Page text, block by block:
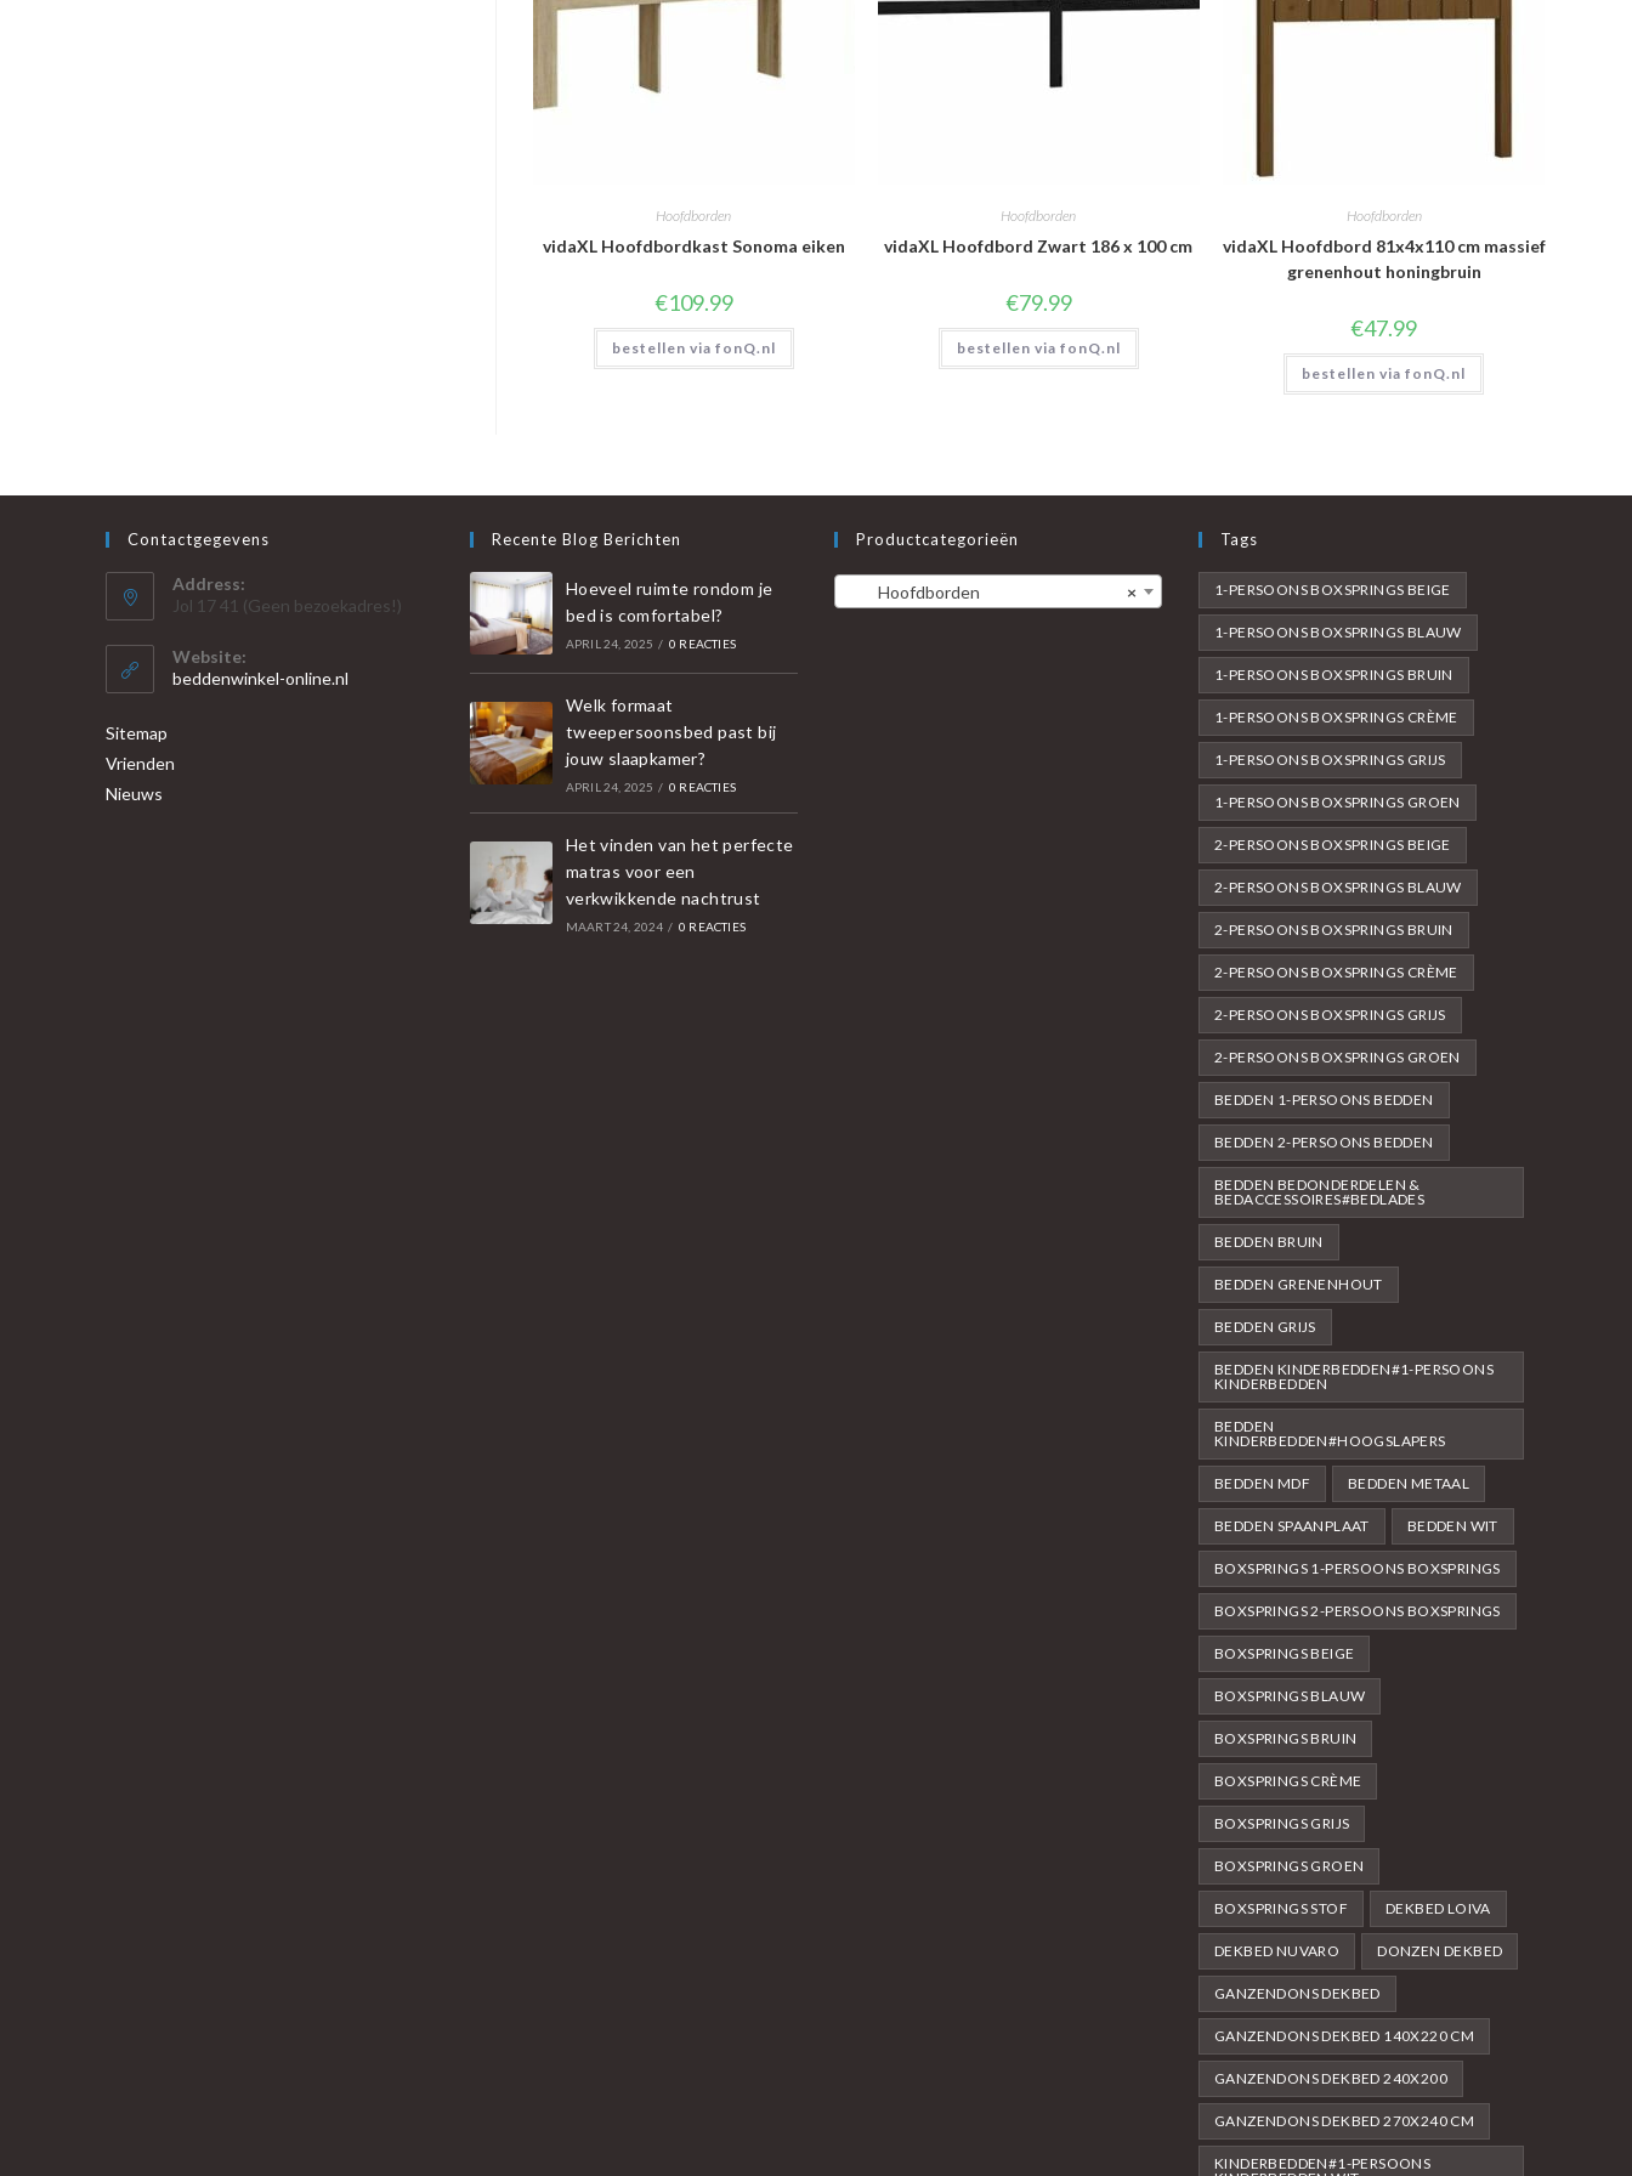
Hoofdborden
vidaXL Hoofdbordkast Sonoma eiken
€109.99
bestellen via fonQ.nl
Hoofdborden
vidaXL Hoofdbord Zwart 186 x 100 cm
€79.99
bestellen via fonQ.nl
Hoofdborden
vidaXL Hoofdbord 81x4x110 cm massief
grenenhout honingbruin
€47.99
bestellen via fonQ.nl
Contactgegevens
Address:
Jol 17 41 (Geen bezoekadres!)
Website:
beddenwinkel-online.nl
Sitemap
Vrienden
Nieuws
Recente Blog Berichten
Hoeveel ruimte rondom je
bed is comfortabel?
APRIL 24, 2025 / 0 REACTIES
Welk formaat
tweepersoonsbed past bij
jouw slaapkamer?
APRIL 24, 2025 / 0 REACTIES
Het vinden van het perfecte
matras voor een
verkwikkende nachtrust
MAART 24, 2024 / 0 REACTIES
Productcategorieën
×
Hoofdborden
Tags
1-PERSOONS BOXSPRINGS BEIGE
1-PERSOONS BOXSPRINGS BLAUW
1-PERSOONS BOXSPRINGS BRUIN
1-PERSOONS BOXSPRINGS CRÈME
1-PERSOONS BOXSPRINGS GRIJS
1-PERSOONS BOXSPRINGS GROEN
2-PERSOONS BOXSPRINGS BEIGE
2-PERSOONS BOXSPRINGS BLAUW
2-PERSOONS BOXSPRINGS BRUIN
2-PERSOONS BOXSPRINGS CRÈME
2-PERSOONS BOXSPRINGS GRIJS
2-PERSOONS BOXSPRINGS GROEN
BEDDEN 1-PERSOONS BEDDEN
BEDDEN 2-PERSOONS BEDDEN
BEDDEN BEDONDERDELEN &
BEDACCESSOIRES#BEDLADES
BEDDEN BRUIN
BEDDEN GRENENHOUT
BEDDEN GRIJS
BEDDEN KINDERBEDDEN#1-PERSOONS
KINDERBEDDEN
BEDDEN
KINDERBEDDEN#HOOGSLAPERS
BEDDEN MDF BEDDEN METAAL
BEDDEN SPAANPLAAT BEDDEN WIT
BOXSPRINGS 1-PERSOONS BOXSPRINGS
BOXSPRINGS 2-PERSOONS BOXSPRINGS
BOXSPRINGS BEIGE
BOXSPRINGS BLAUW
BOXSPRINGS BRUIN
BOXSPRINGS CRÈME
BOXSPRINGS GRIJS
BOXSPRINGS GROEN
BOXSPRINGS STOF DEKBED LOIVA
DEKBED NUVARO DONZEN DEKBED
GANZENDONS DEKBED
GANZENDONS DEKBED 140X220 CM
GANZENDONS DEKBED 240X200
GANZENDONS DEKBED 270X240 CM
KINDERBEDDEN#1-PERSOONS